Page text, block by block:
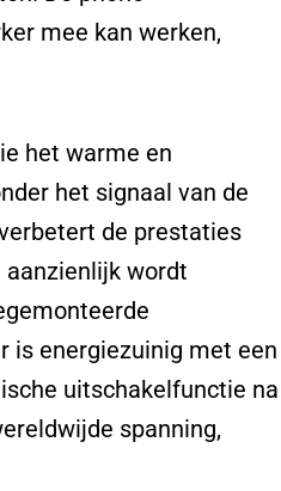
mee kan werken,
het warme en
het signaal van de
de prestaties
aanzienlijk wordt
is energiezuinig met een
uitschakelfunctie na
spanning,